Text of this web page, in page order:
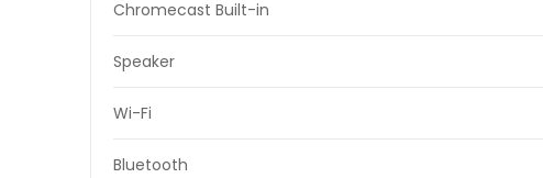
Chromecast Built-in
Speaker
Wi-Fi
Bluetooth